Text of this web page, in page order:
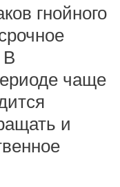
гнойного
В
чаще
и